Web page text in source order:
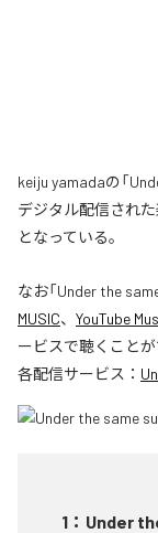
keiju yamadaの「
デジタル配信された
となっている。
なお「Under the
MUSIC、 YouTube
ービスで聴くことが
各配信サービス：
1 ： Under